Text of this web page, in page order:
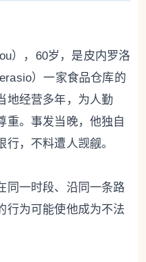
），60岁，是皮内罗洛
）一家食品仓库的
地经营多年，为人勤
重。事发当晚，他独自
，不料遭人觊觎。
同一时段、沿同一条路
行为可能使他成为不法